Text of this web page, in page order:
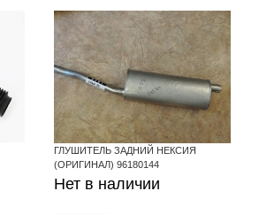
ГЛУШИТЕЛЬ ЗАДНИЙ НЕКСИЯ
(ОРИГИНАЛ) 96180144
Нет в наличии